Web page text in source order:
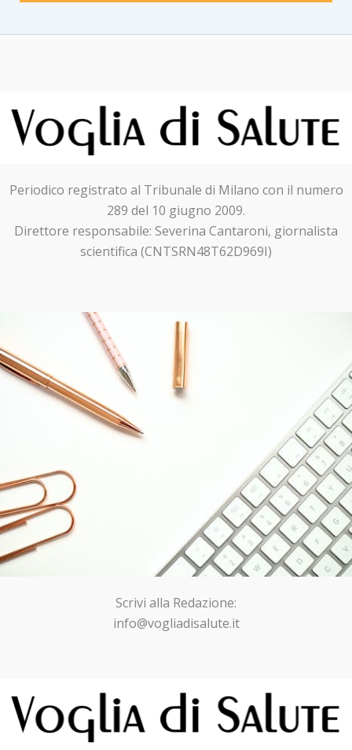
Periodico registrato al Tribunale di Milano con il numero
289 del 10 giugno 2009.
Direttore responsabile: Severina Cantaroni, giornalista
scientifica (CNTSRN48T62D969I)
Scrivi alla Redazione:
info@vogliadisalute.it